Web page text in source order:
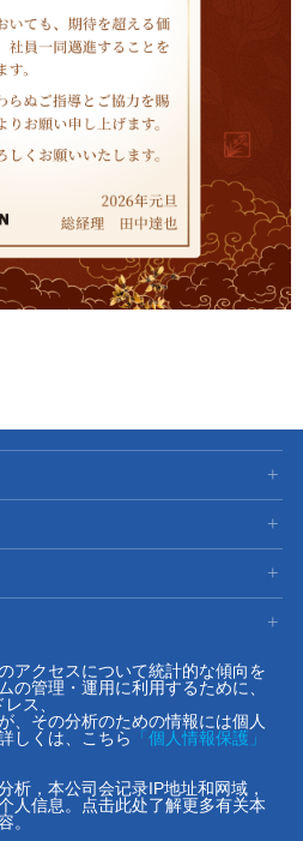
アクセスについて統計的な傾向を
の管理・運用に利用するために、
ス、
、その分析のための情報には個人
しくは、こちら
「個人情報保護」
析，本公司会记录IP地址和网域，
人信息。点击此处了解更多有关本
。
Shanghai Co., Ltd. All Rights Reserved.
备09091858号